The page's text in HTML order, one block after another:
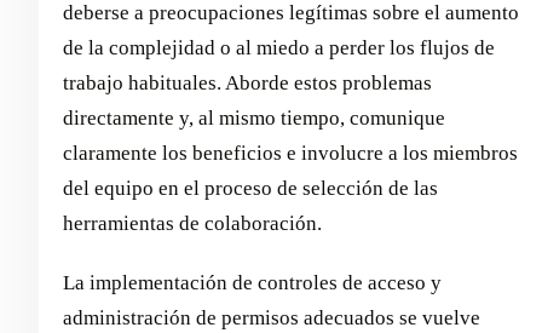
deberse a preocupaciones legítimas sobre el aumento
de la complejidad o al miedo a perder los flujos de
trabajo habituales. Aborde estos problemas
directamente y, al mismo tiempo, comunique
claramente los beneficios e involucre a los miembros
del equipo en el proceso de selección de las
herramientas de colaboración.
La implementación de controles de acceso y
administración de permisos adecuados se vuelve